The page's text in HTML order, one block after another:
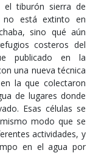
el tiburón sierra de
no está extinto en
sino qué aún
costeros del
publicado en la
una nueva técnica
la que colectaron
de lugares donde
Esas células se
modo que se
actividades, y
en el agua por